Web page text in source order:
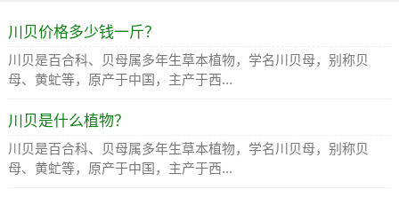
川贝价格多少钱一斤？
川贝是百合科、贝母属多年生草本植物，学名川贝母，别称贝
母、黄虻等，原产于中国，主产于西...
川贝是什么植物？
川贝是百合科、贝母属多年生草本植物，学名川贝母，别称贝
母、黄虻等，原产于中国，主产于西...